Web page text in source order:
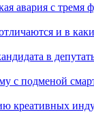
авария с
и в
в
с подменой
креативных